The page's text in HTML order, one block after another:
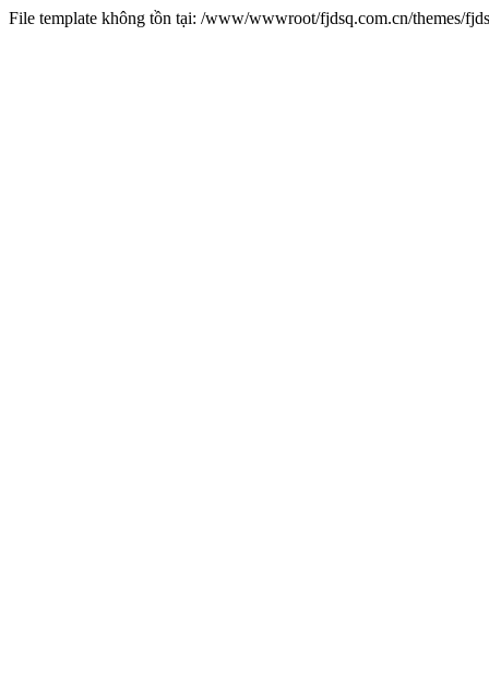
File template không tồn tại: /www/wwwroot/fjdsq.com.cn/themes/